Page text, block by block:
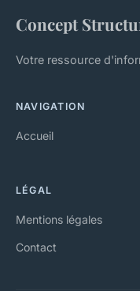
Concept
Votre ressource
NAVIGATION
Accueil
LÉGAL
Mentions légales
Contact